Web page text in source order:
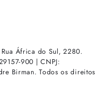
África do Sul, 2280.
900 | CNPJ:
Birman. Todos os direitos